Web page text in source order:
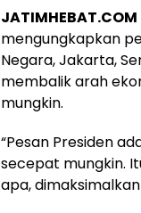
JATIMHEBAT.COM
mengungkapkan
Negara, Jakarta,
membalik arah
mungkin.
“Pesan Presiden
secepat mungkin.
apa,